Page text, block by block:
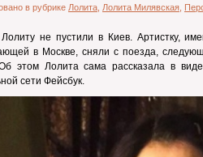
в рубрике Лолита Лолита Милявская
не пустили в Киев. Артистку,
в Москве, сняли с поезда,
этом Лолита сама рассказала в
сети Фейсбук.